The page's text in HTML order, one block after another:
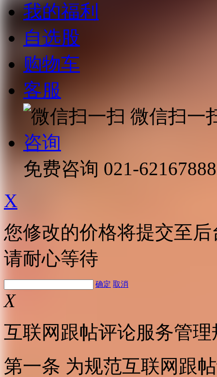
我的福利
自选股
购物车
客服
微信扫一
咨询
免费咨询 021-62167888
X
您修改的价格将提交至
请耐心等待
确定 取消
X
互联网跟帖评论服务管理
第一条 为规范互联网跟